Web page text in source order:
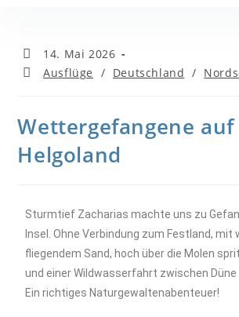
14. Mai 2026
Ausflüge
/ Deutschland /
Wettergefangene auf
Helgoland
Sturmtief Zacharias machte uns zu
Insel. Ohne Verbindung zum Festland, mit
fliegendem Sand, hoch über die Molen
und einer Wildwasserfahrt zwischen Düne
Ein richtiges Naturgewaltenabenteuer!